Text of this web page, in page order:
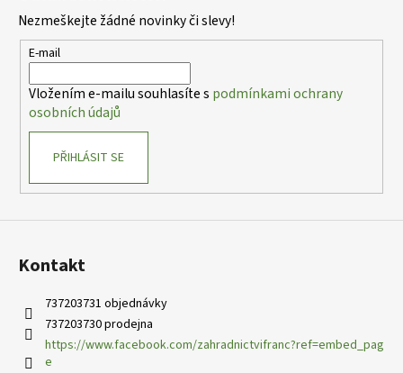
Nezmeškejte žádné novinky či slevy!
E-mail
Vložením e-mailu souhlasíte s podmínkami ochrany
osobních údajů
PŘIHLÁSIT SE
Kontakt
737203731 objednávky
737203730 prodejna
https://www.facebook.com/zahradnictvifranc?ref=embed_pag
e